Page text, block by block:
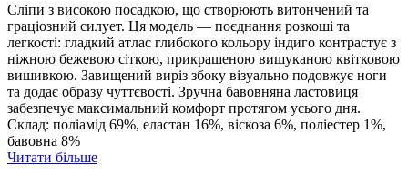
Сліпи з високою посадкою, що створюють витончений та
граціозний силует. Ця модель — поєднання розкоші та
легкості: гладкий атлас глибокого кольору індиго контрастує з
ніжною бежевою сіткою, прикрашеною вишуканою квітковою
вишивкою. Завищений виріз збоку візуально подовжує ноги
та додає образу чуттєвості. Зручна бавовняна ластовиця
забезпечує максимальний комфорт протягом усього дня.
Склад: поліамід 69%, еластан 16%, віскоза 6%, поліестер 1%,
бавовна 8%
Читати більше